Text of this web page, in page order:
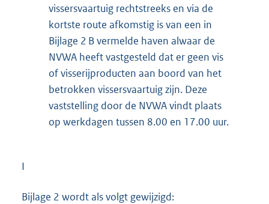
vissersvaartuig rechtstreeks en via de
kortste route afkomstig is van een in
Bijlage 2 B vermelde haven alwaar de
NVWA heeft vastgesteld dat er geen vis
of visserijproducten aan boord van het
betrokken vissersvaartuig zijn. Deze
vaststelling door de NVWA vindt plaats
op werkdagen tussen 8.00 en 17.00 uur.
I
Bijlage 2 wordt als volgt gewijzigd: